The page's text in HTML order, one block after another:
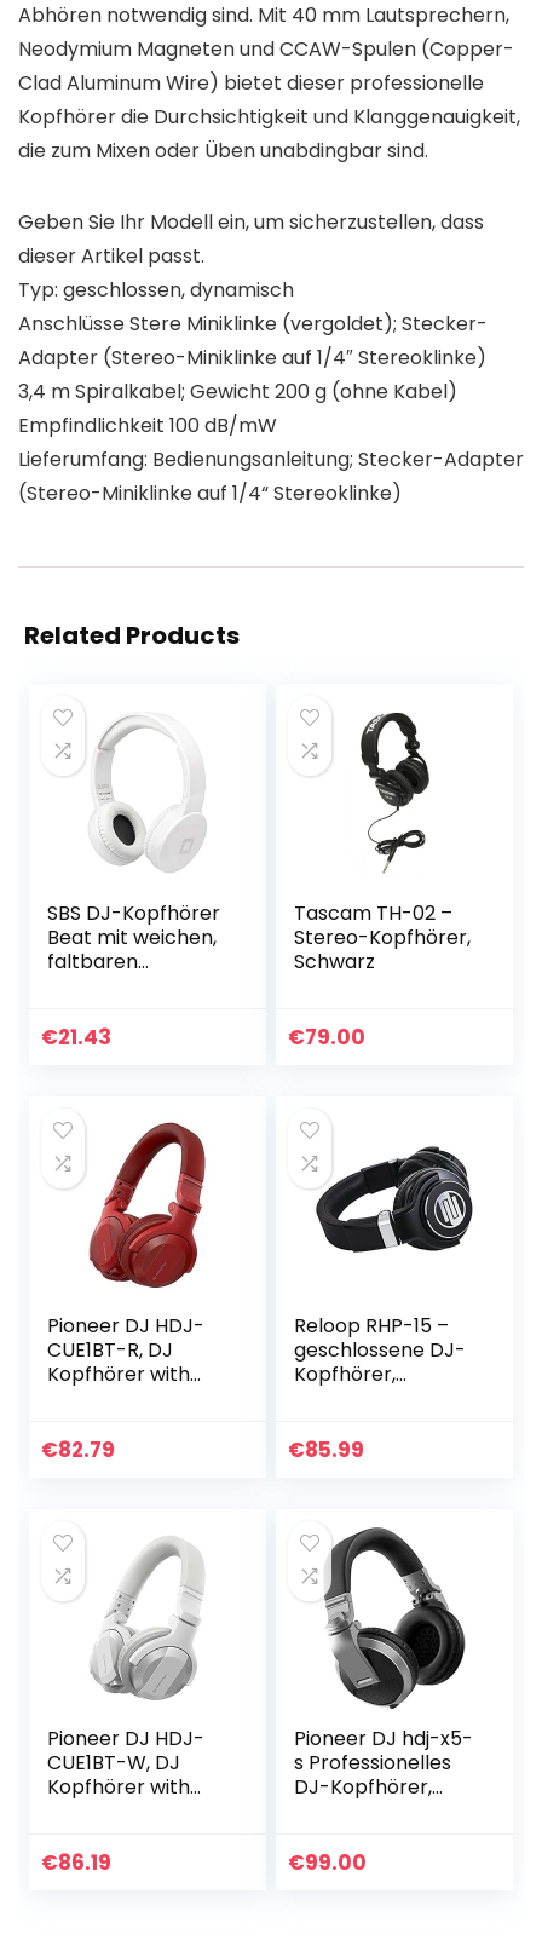
Abhören notwendig sind. Mit 40 mm Lautsprechern,
Neodymium Magneten und CCAW-Spulen (Copper-
Clad Aluminum Wire) bietet dieser professionelle
Kopfhörer die Durchsichtigkeit und Klanggenauigkeit,
die zum Mixen oder Üben unabdingbar sind.
Geben Sie Ihr Modell ein, um sicherzustellen, dass
dieser Artikel passt.
Typ: geschlossen, dynamisch
Anschlüsse Stere Miniklinke (vergoldet); Stecker-
Adapter (Stereo-Miniklinke auf 1/4″ Stereoklinke)
3,4 m Spiralkabel; Gewicht 200 g (ohne Kabel)
Empfindlichkeit 100 dB/mW
Lieferumfang: Bedienungsanleitung; Stecker-Adapter
(Stereo-Miniklinke auf 1/4“ Stereoklinke)
Related Products
SBS DJ-Kopfhörer
Beat mit weichen,
faltbaren
Kopfbügel, 3,5 mm
€21.43
Tascam TH-02 –
Stereo-Kopfhörer,
Schwarz
€79.00
Pioneer DJ HDJ-
CUE1BT-R, DJ
Kopfhörer with
€82.79
Reloop RHP-15 –
geschlossene DJ-
Kopfhörer,
drehbare
€85.99
Pioneer DJ HDJ-
CUE1BT-W, DJ
Kopfhörer with
€86.19
Pioneer DJ hdj-x5-
s Professionelles
DJ-Kopfhörer,
€99.00